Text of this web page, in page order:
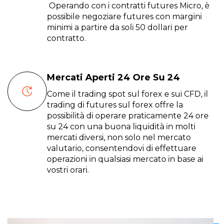
Operando con i contratti futures Micro, è
possibile negoziare futures con margini
minimi a partire da soli 50 dollari per
contratto.
Mercati Aperti 24 Ore Su 24
Come il trading spot sul forex e sui CFD, il
trading di futures sul forex offre la
possibilità di operare praticamente 24 ore
su 24 con una buona liquidità in molti
mercati diversi, non solo nel mercato
valutario, consentendovi di effettuare
operazioni in qualsiasi mercato in base ai
vostri orari.